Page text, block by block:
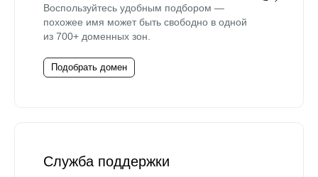
Воспользуйтесь удобным подбором —
похожее имя может быть свободно в одной
из 700+ доменных зон.
Подобрать домен
Служба поддержки